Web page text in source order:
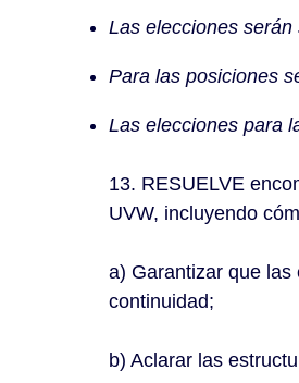
Las elecciones
Para las posiciones
Las elecciones para
13. RESUELVE
UVW, incluyendo
a) Garantizar que
continuidad;
b) Aclarar las